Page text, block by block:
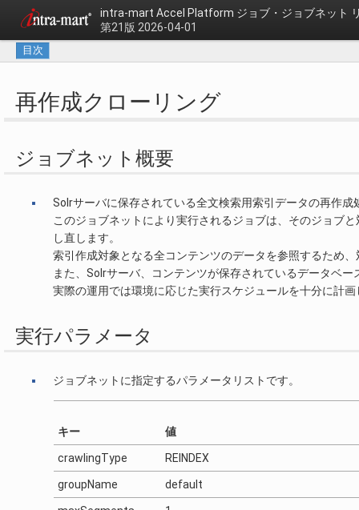
intra-mart Accel Platform ジョブ・ジョブネット
第21版 2026-04-01
目次
再作成クローリング
ジョブネット概要
Solrサーバに保存されている全文検索用索引データの再作
このジョブネットにより実行されるジョブは、そのジョブ
し直します。
索引作成対象となる全コンテンツのデータを参照するため
また、Solrサーバ、コンテンツが保存されているデータベ
実際の運用では環境に応じた実行スケジュールを十分に計
実行パラメータ
ジョブネットに指定するパラメータリストです。
キー 値
crawlingType REINDEX
groupName default